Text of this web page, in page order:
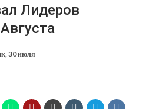
Лидеров
30 июля